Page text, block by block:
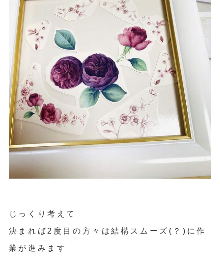
じっくり考えて
決まれば2度目の方々は結構スムーズ(？)に作
業が進みます